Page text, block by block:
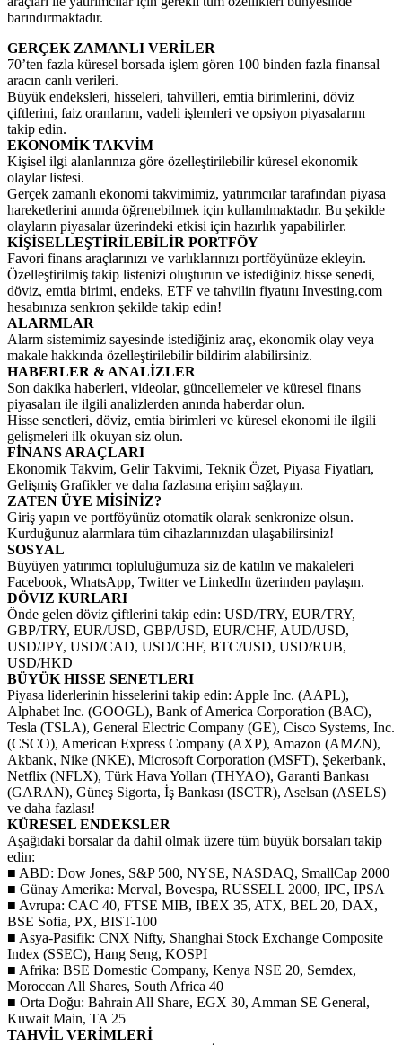
barındırmaktadır.
GERÇEK ZAMANLI VERİLER
70’ten fazla küresel borsada işlem gören 100 binden fazla finansal
aracın canlı verileri.
Büyük endeksleri, hisseleri, tahvilleri, emtia birimlerini, döviz
çiftlerini, faiz oranlarını, vadeli işlemleri ve opsiyon piyasalarını
takip edin.
EKONOMİK TAKVİM
Kişisel ilgi alanlarınıza göre özelleştirilebilir küresel ekonomik
olaylar listesi.
Gerçek zamanlı ekonomi takvimimiz, yatırımcılar tarafından piyasa
hareketlerini anında öğrenebilmek için kullanılmaktadır. Bu şekilde
olayların piyasalar üzerindeki etkisi için hazırlık yapabilirler.
KİŞİSELLEŞTİRİLEBİLİR PORTFÖY
Favori finans araçlarınızı ve varlıklarınızı portföyünüze ekleyin.
Özelleştirilmiş takip listenizi oluşturun ve istediğiniz hisse senedi,
döviz, emtia birimi, endeks, ETF ve tahvilin fiyatını Investing.com
hesabınıza senkron şekilde takip edin!
ALARMLAR
Alarm sistemimiz sayesinde istediğiniz araç, ekonomik olay veya
makale hakkında özelleştirilebilir bildirim alabilirsiniz.
HABERLER & ANALİZLER
Son dakika haberleri, videolar, güncellemeler ve küresel finans
piyasaları ile ilgili analizlerden anında haberdar olun.
Hisse senetleri, döviz, emtia birimleri ve küresel ekonomi ile ilgili
gelişmeleri ilk okuyan siz olun.
FİNANS ARAÇLARI
Ekonomik Takvim, Gelir Takvimi, Teknik Özet, Piyasa Fiyatları,
Gelişmiş Grafikler ve daha fazlasına erişim sağlayın.
ZATEN ÜYE MİSİNİZ?
Giriş yapın ve portföyünüz otomatik olarak senkronize olsun.
Kurduğunuz alarmlara tüm cihazlarınızdan ulaşabilirsiniz!
SOSYAL
Büyüyen yatırımcı topluluğumuza siz de katılın ve makaleleri
Facebook, WhatsApp, Twitter ve LinkedIn üzerinden paylaşın.
DÖVIZ KURLARI
Önde gelen döviz çiftlerini takip edin: USD/TRY, EUR/TRY,
GBP/TRY, EUR/USD, GBP/USD, EUR/CHF, AUD/USD,
USD/JPY, USD/CAD, USD/CHF, BTC/USD, USD/RUB,
USD/HKD
BÜYÜK HISSE SENETLERI
Piyasa liderlerinin hisselerini takip edin: Apple Inc. (AAPL),
Alphabet Inc. (GOOGL), Bank of America Corporation (BAC),
Tesla (TSLA), General Electric Company (GE), Cisco Systems, Inc.
(CSCO), American Express Company (AXP), Amazon (AMZN),
Akbank, Nike (NKE), Microsoft Corporation (MSFT), Şekerbank,
Netflix (NFLX), Türk Hava Yolları (THYAO), Garanti Bankası
(GARAN), Güneş Sigorta, İş Bankası (ISCTR), Aselsan (ASELS)
ve daha fazlası!
KÜRESEL ENDEKSLER
Aşağıdaki borsalar da dahil olmak üzere tüm büyük borsaları takip
edin:
■ ABD: Dow Jones, S&P 500, NYSE, NASDAQ, SmallCap 2000
■ Günay Amerika: Merval, Bovespa, RUSSELL 2000, IPC, IPSA
■ Avrupa: CAC 40, FTSE MIB, IBEX 35, ATX, BEL 20, DAX,
BSE Sofia, PX, BIST-100
■ Asya-Pasifik: CNX Nifty, Shanghai Stock Exchange Composite
Index (SSEC), Hang Seng, KOSPI
■ Afrika: BSE Domestic Company, Kenya NSE 20, Semdex,
Moroccan All Shares, South Africa 40
■ Orta Doğu: Bahrain All Share, EGX 30, Amman SE General,
Kuwait Main, TA 25
TAHVİL VERİMLERİ